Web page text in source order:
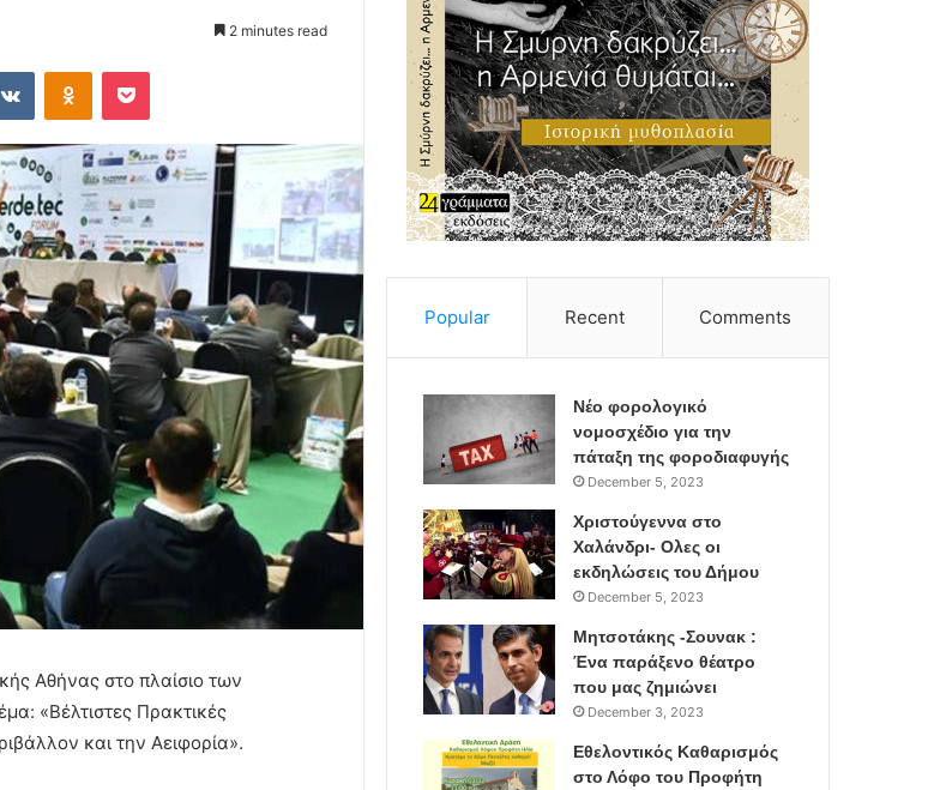
2 minutes read
Αθήνας στο πλαίσιο των
«Βέλτιστες Πρακτικές
και την Αειφορία».
Popular Recent Comments
Νέο φορολογικό
νομοσχέδιο για την
πάταξη της φοροδιαφυγής
December 5, 2023
Χριστούγεννα στο
Χαλάνδρι- Ολες οι
εκδηλώσεις του Δήμου
December 5, 2023
Μητσοτάκης -Σουνακ :
Ένα παράξενο θέατρο
που μας ζημιώνει
December 3, 2023
Εθελοντικός Καθαρισμός
στο Λόφο του Προφήτη